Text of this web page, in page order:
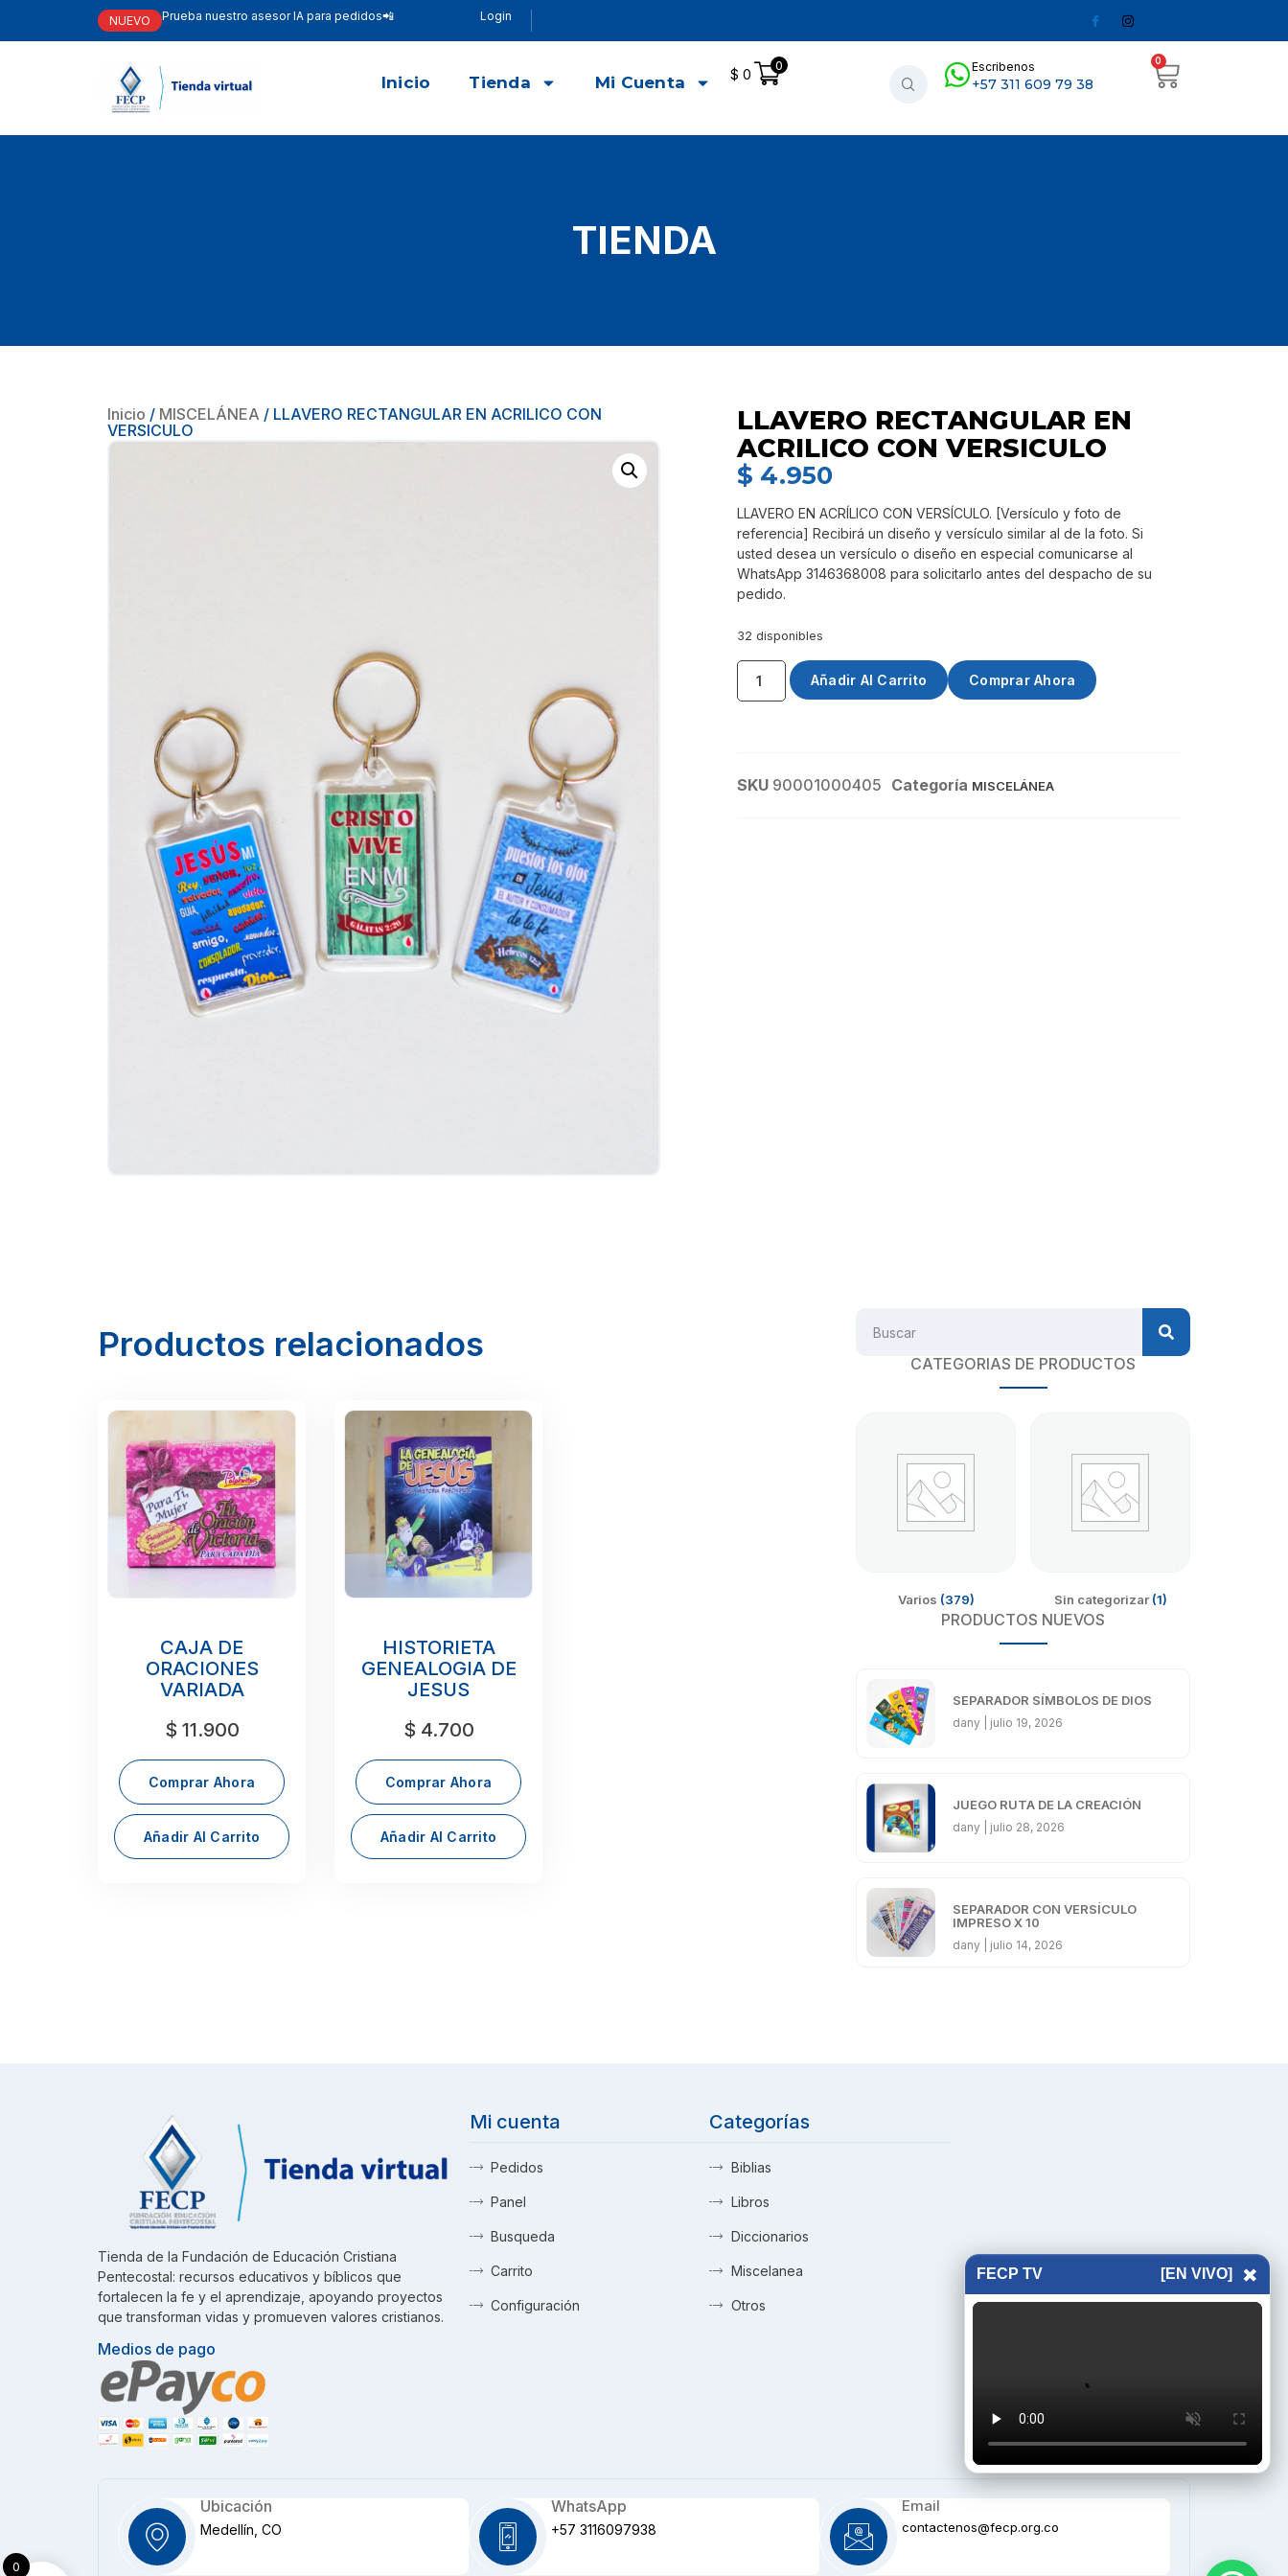
FECP TV [EN VIVO] ×
NUEVO Prueba nuestro asesor IA para pedidos📲 Login
Inicio Tienda Mi Cuenta $ 0
0 Escribenos
+57 311 609 79 38
0
TIENDA
Inicio / MISCELÁNEA / LLAVERO RECTANGULAR EN ACRILICO CON
VERSICULO
LLAVERO RECTANGULAR EN
ACRILICO CON VERSICULO
$ 4.950
LLAVERO EN ACRÍLICO CON VERSÍCULO. [Versículo y foto de
referencia] Recibirá un diseño y versículo similar al de la foto. Si
usted desea un versículo o diseño en especial comunicarse al
WhatsApp 3146368008 para solicitarlo antes del despacho de su
pedido.
32 disponibles
Añadir Al Carrito Comprar Ahora
SKU 90001000405 Categoría MISCELÁNEA
Productos relacionados
CAJA DE
ORACIONES
VARIADA
$ 11.900
Comprar Ahora
Añadir Al Carrito
HISTORIETA
GENEALOGIA DE
JESUS
$ 4.700
Comprar Ahora
Añadir Al Carrito
CATEGORIAS DE PRODUCTOS
Varios (379) Sin categorizar (1)
PRODUCTOS NUEVOS
SEPARADOR SÍMBOLOS DE DIOS
dany julio 19, 2026
JUEGO RUTA DE LA CREACIÓN
dany julio 28, 2026
SEPARADOR CON VERSÍCULO
IMPRESO X 10
dany julio 14, 2026
Tienda de la Fundación de Educación Cristiana
Pentecostal: recursos educativos y bíblicos que
fortalecen la fe y el aprendizaje, apoyando proyectos
que transforman vidas y promueven valores cristianos.
Medios de pago
Mi cuenta
Pedidos
Panel
Busqueda
Carrito
Configuración
Categorías
Biblias
Libros
Diccionarios
Miscelanea
Otros
Ubicación
Medellín, CO
WhatsApp
+57 3116097938
Email
contactenos@fecp.org.co
0